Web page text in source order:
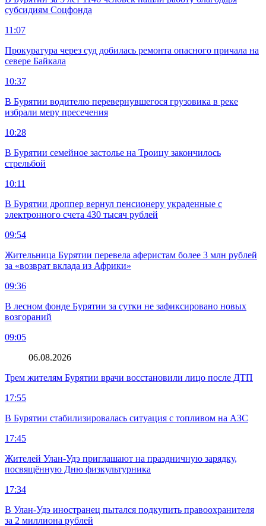
субсидиям Соцфонда
11:07
Прокуратура через суд добилась ремонта опасного причала на
севере Байкала
10:37
В Бурятии водителю перевернувшегося грузовика в реке
избрали меру пресечения
10:28
В Бурятии семейное застолье на Троицу закончилось
стрельбой
10:11
В Бурятии дроппер вернул пенсионеру украденные с
электронного счета 430 тысяч рублей
09:54
Жительница Бурятии перевела аферистам более 3 млн рублей
за «возврат вклада из Африки»
09:36
В лесном фонде Бурятии за сутки не зафиксировано новых
возгораний
09:05
06.08.2026
Трем жителям Бурятии врачи восстановили лицо после ДТП
17:55
В Бурятии стабилизировалась ситуация с топливом на АЗС
17:45
Жителей Улан-Удэ приглашают на праздничную зарядку,
посвящённую Дню физкультурника
17:34
В Улан-Удэ иностранец пытался подкупить правоохранителя
за 2 миллиона рублей